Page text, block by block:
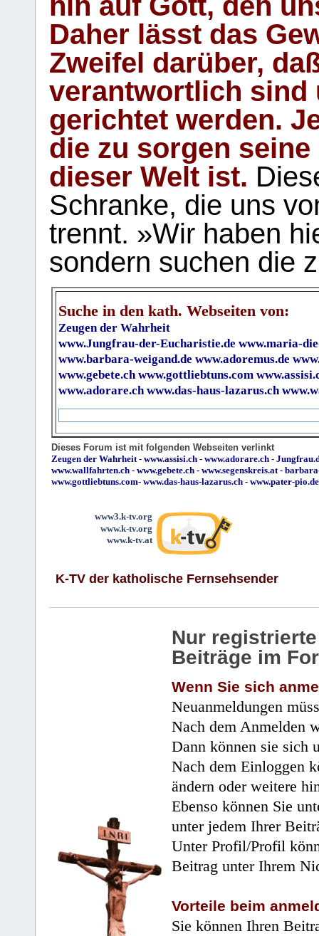
Daher lässt das
Zweifel darüber,
verantwortlich sind
gerichtet werden.
die zu sorgen
dieser Welt ist.
Schranke, die uns
trennt. »Wir haben
sondern suchen die
Suche in den kath. Webseiten von:
Zeugen der Wahrheit
www.Jungfrau-der-Eucharistie.de www.maria-
www.barbara-weigand.de www.adoremus.de
www.gebete.ch www.gottliebtuns.com
www.adorare.ch www.das-haus-lazarus.ch
Dieses Forum ist mit folgenden Webseiten verlinkt
Zeugen der Wahrheit- www.assisi.ch - www.adorare.ch -
www.wallfahrten.ch - www.gebete.ch - www.segenskreis.at-
www.gottliebtuns.com- www.das-haus-lazarus.ch - www.pater-pio.de
www3.k-tv.org
www.k-tv.org
www.k-tv.at
K-TV der katholische Fernsehsender
Nur
Beiträge im
Wenn Sie sich
Neuanmeldungen
Nach dem Anmelden
Dann können sie sich
Nach dem Einloggen
ändern oder weitere
Ebenso können Sie
unter jedem Ihrer
Unter Profil/Profil
Beitrag unter Ihrem
Vorteile beim
Sie können Ihren